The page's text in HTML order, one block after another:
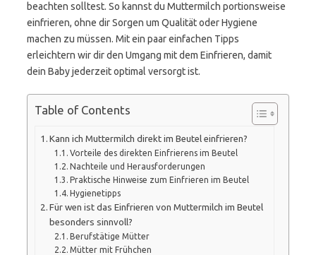
beachten solltest. So kannst du Muttermilch portionsweise
einfrieren, ohne dir Sorgen um Qualität oder Hygiene
machen zu müssen. Mit ein paar einfachen Tipps
erleichtern wir dir den Umgang mit dem Einfrieren, damit
dein Baby jederzeit optimal versorgt ist.
Table of Contents
Kann ich Muttermilch direkt im Beutel einfrieren?
Vorteile des direkten Einfrierens im Beutel
Nachteile und Herausforderungen
Praktische Hinweise zum Einfrieren im Beutel
Hygienetipps
Für wen ist das Einfrieren von Muttermilch im Beutel
besonders sinnvoll?
Berufstätige Mütter
Mütter mit Frühchen